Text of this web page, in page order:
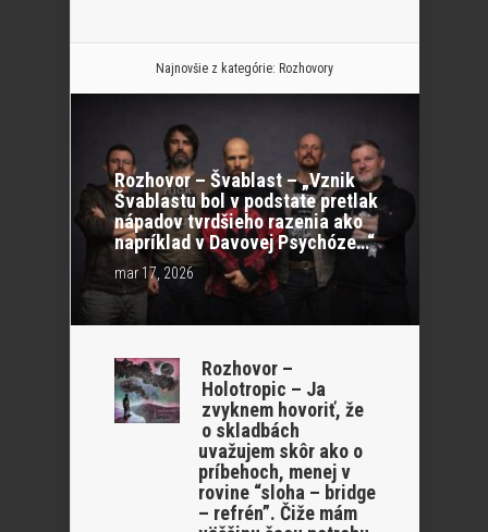
Najnovšie z kategórie: Rozhovory
Rozhovor – Švablast – „Vznik
Švablastu bol v podstate pretlak
nápadov tvrdšieho razenia ako
napríklad v Davovej Psychóze…“
mar 17, 2026
Rozhovor –
Holotropic – Ja
zvyknem hovoriť, že
o skladbách
uvažujem skôr ako o
príbehoch, menej v
rovine “sloha – bridge
– refrén”. Čiže mám